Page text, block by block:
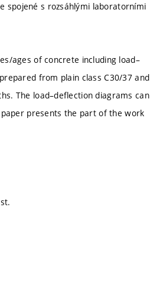
spojené s rozsáhlými laboratorními
ages of concrete including load–
from plain class C30/37 and
The load–deflection diagrams can
presents the part of the work